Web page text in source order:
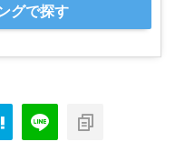
グで探す